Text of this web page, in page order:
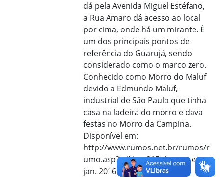
dá pela Avenida Miguel Estéfano,
a Rua Amaro dá acesso ao local
por cima, onde há um mirante. É
um dos principais pontos de
referência do Guarujá, sendo
considerado como o marco zero.
Conhecido como Morro do Maluf
devido a Edmundo Maluf,
industrial de São Paulo que tinha
casa na ladeira do morro e dava
festas no Morro da Campina.
Disponível em:
http://www.rumos.net.br/rumos/r
umo.asp?cdNot=215. Acesso em:
jan. 2016.